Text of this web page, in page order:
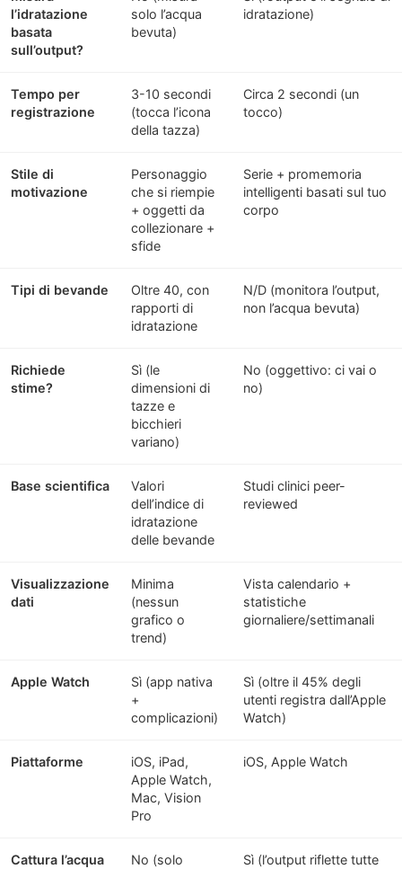
l’idratazione
basata
sull’output?
solo l’acqua
bevuta)
idratazione)
Tempo per
registrazione
3-10 secondi
(tocca l’icona
della tazza)
Circa 2 secondi (un
tocco)
Stile di
motivazione
Personaggio
che si riempie
+ oggetti da
collezionare +
sfide
Serie + promemoria
intelligenti basati sul tuo
corpo
Tipi di bevande
Oltre 40, con
rapporti di
idratazione
N/D (monitora l’output,
non l’acqua bevuta)
Richiede
stime?
Sì (le
dimensioni di
tazze e
bicchieri
variano)
No (oggettivo: ci vai o
no)
Base scientifica
Valori
dell’indice di
idratazione
delle bevande
Studi clinici peer-
reviewed
Visualizzazione
dati
Minima
(nessun
grafico o
trend)
Vista calendario +
statistiche
giornaliere/settimanali
Apple Watch
Sì (app nativa
+
complicazioni)
Sì (oltre il 45% degli
utenti registra dall’Apple
Watch)
Piattaforme
iOS, iPad,
Apple Watch,
Mac, Vision
Pro
iOS, Apple Watch
Cattura l’acqua
No (solo
Sì (l’output riflette tutte